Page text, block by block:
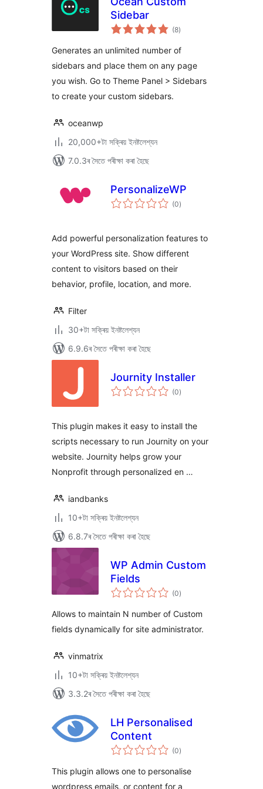
Sidebar
(8টা
মুঠ)
Generates an unlimited number of
sidebars and place them on any page
you wish. Go to Theme Panel > Sidebars
to create your custom sidebars.
oceanwp
20,000+টা সক্ৰিয় ইনষ্টলেশ্যন
7.0.3ৰ সৈতে পৰীক্ষা কৰা হৈছে
PersonalizeWP
(0টা
মুঠ)
Add powerful personalization features to
your WordPress site. Show different
content to visitors based on their
behavior, profile, location, and more.
Filter
30+টা সক্ৰিয় ইনষ্টলেশ্যন
6.9.6ৰ সৈতে পৰীক্ষা কৰা হৈছে
Journity Installer
(0টা
মুঠ)
This plugin makes it easy to install the
scripts necessary to run Journity on your
website. Journity helps grow your
Nonprofit through personalized en …
iandbanks
10+টা সক্ৰিয় ইনষ্টলেশ্যন
6.8.7ৰ সৈতে পৰীক্ষা কৰা হৈছে
WP Admin Custom
Fields
(0টা
মুঠ)
Allows to maintain N number of Custom
fields dynamically for site administrator.
vinmatrix
10+টা সক্ৰিয় ইনষ্টলেশ্যন
3.3.2ৰ সৈতে পৰীক্ষা কৰা হৈছে
LH Personalised
Content
(0টা
মুঠ)
This plugin allows one to personalise
wordpress emails, or content for a